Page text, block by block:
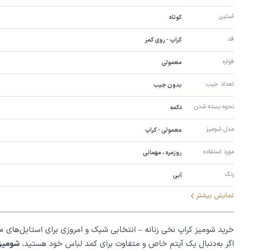
آستین کوتاه
قد کراپ - روی کمر
قواره معمولی
تعداد جیب بدون جیب
نحوه بسته شدن دکمه
مدل شومیز معمولی - کراپ
مورد استفاده روزمره ، مهمانی
رنگ آبی
نمایش بیشتر
خرید شومیز کراپ نخی زنانه – انتخابی شیک و امروزی برای استایل‌های
اگر به‌دنبال یک آیتم خاص و متفاوت برای کمد لباس خود هستید،